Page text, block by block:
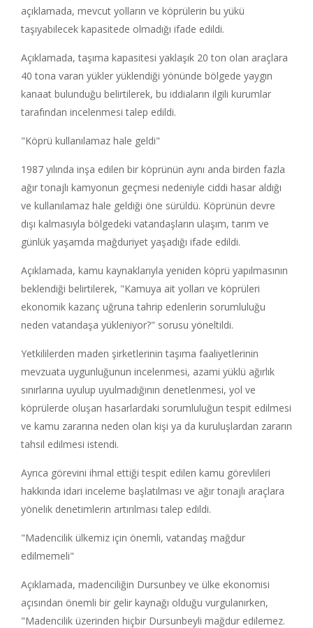
açıklamada, mevcut yolların ve köprülerin bu yükü
taşıyabilecek kapasitede olmadığı ifade edildi.
Açıklamada, taşıma kapasitesi yaklaşık 20 ton olan araçlara
40 tona varan yükler yüklendiği yönünde bölgede yaygın
kanaat bulunduğu belirtilerek, bu iddiaların ilgili kurumlar
tarafından incelenmesi talep edildi.
"Köprü kullanılamaz hale geldi"
1987 yılında inşa edilen bir köprünün aynı anda birden fazla
ağır tonajlı kamyonun geçmesi nedeniyle ciddi hasar aldığı
ve kullanılamaz hale geldiği öne sürüldü. Köprünün devre
dışı kalmasıyla bölgedeki vatandaşların ulaşım, tarım ve
günlük yaşamda mağduriyet yaşadığı ifade edildi.
Açıklamada, kamu kaynaklarıyla yeniden köprü yapılmasının
beklendiği belirtilerek, "Kamuya ait yolları ve köprüleri
ekonomik kazanç uğruna tahrip edenlerin sorumluluğu
neden vatandaşa yükleniyor?" sorusu yöneltildi.
Yetkililerden maden şirketlerinin taşıma faaliyetlerinin
mevzuata uygunluğunun incelenmesi, azami yüklü ağırlık
sınırlarına uyulup uyulmadığının denetlenmesi, yol ve
köprülerde oluşan hasarlardaki sorumluluğun tespit edilmesi
ve kamu zararına neden olan kişi ya da kuruluşlardan zararın
tahsil edilmesi istendi.
Ayrıca görevini ihmal ettiği tespit edilen kamu görevlileri
hakkında idari inceleme başlatılması ve ağır tonajlı araçlara
yönelik denetimlerin artırılması talep edildi.
"Madencilik ülkemiz için önemli, vatandaş mağdur
edilmemeli"
Açıklamada, madenciliğin Dursunbey ve ülke ekonomisi
açısından önemli bir gelir kaynağı olduğu vurgulanırken,
"Madencilik üzerinden hiçbir Dursunbeyli mağdur edilemez.